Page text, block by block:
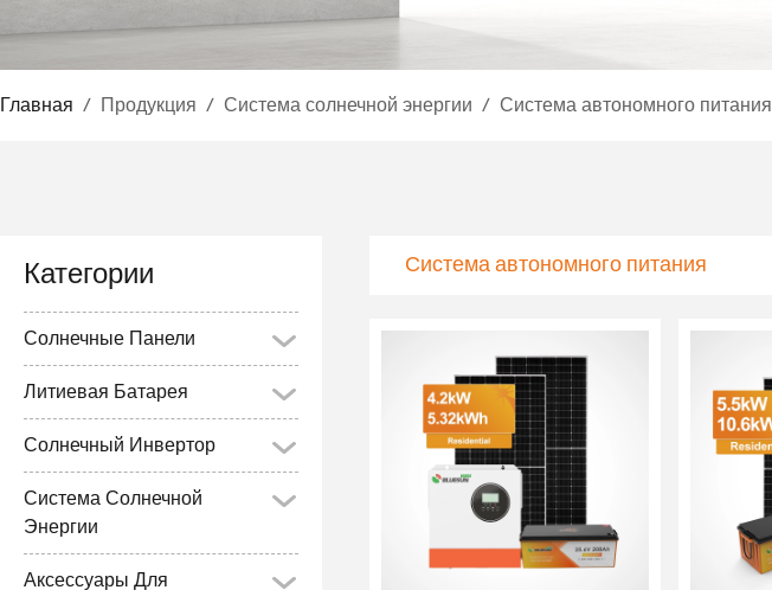
Главная / Продукция / Система солнечной энергии / Система автономного питания
Категории
Солнечные Панели
Литиевая Батарея
Солнечный Инвертор
Система Солнечной
Энергии
Аксессуары Для
Система автономного питания